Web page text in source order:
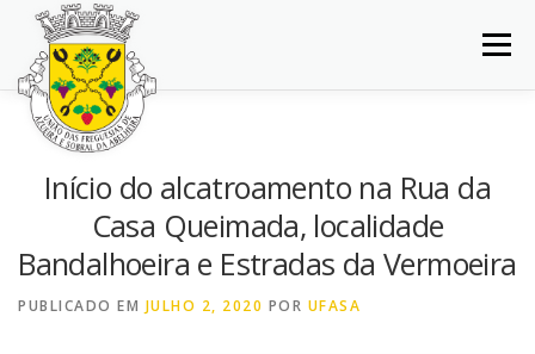
Saltar
conteúdo
Menu
INÍCIO JUNTA DE FREGUESIA
BALCÃO VIRTUAL NOTÍCIAS MAPA
CONCURSOS CONTACTOS
Início do alcatroamento na Rua da
Casa Queimada, localidade
Bandalhoeira e Estradas da Vermoeira
PUBLICADO EM JULHO 2, 2020 POR UFASA